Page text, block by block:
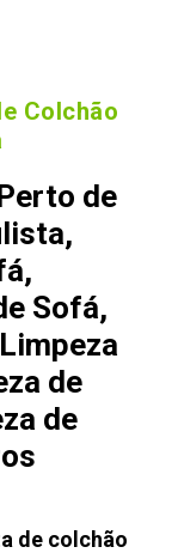
Colchão
de
Sofá,
de
de
de colchão